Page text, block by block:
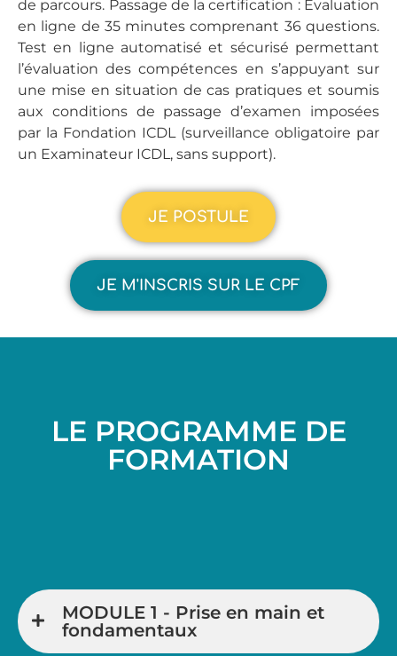
de parcours. Passage de la certification : Évaluation
en ligne de 35 minutes comprenant 36 questions.
Test en ligne automatisé et sécurisé permettant
l’évaluation des compétences en s’appuyant sur
une mise en situation de cas pratiques et soumis
aux conditions de passage d’examen imposées
par la Fondation ICDL (surveillance obligatoire par
un Examinateur ICDL, sans support).
JE POSTULE
JE M'INSCRIS SUR LE CPF
LE PROGRAMME DE
FORMATION
MODULE 1 - Prise en main et
fondamentaux